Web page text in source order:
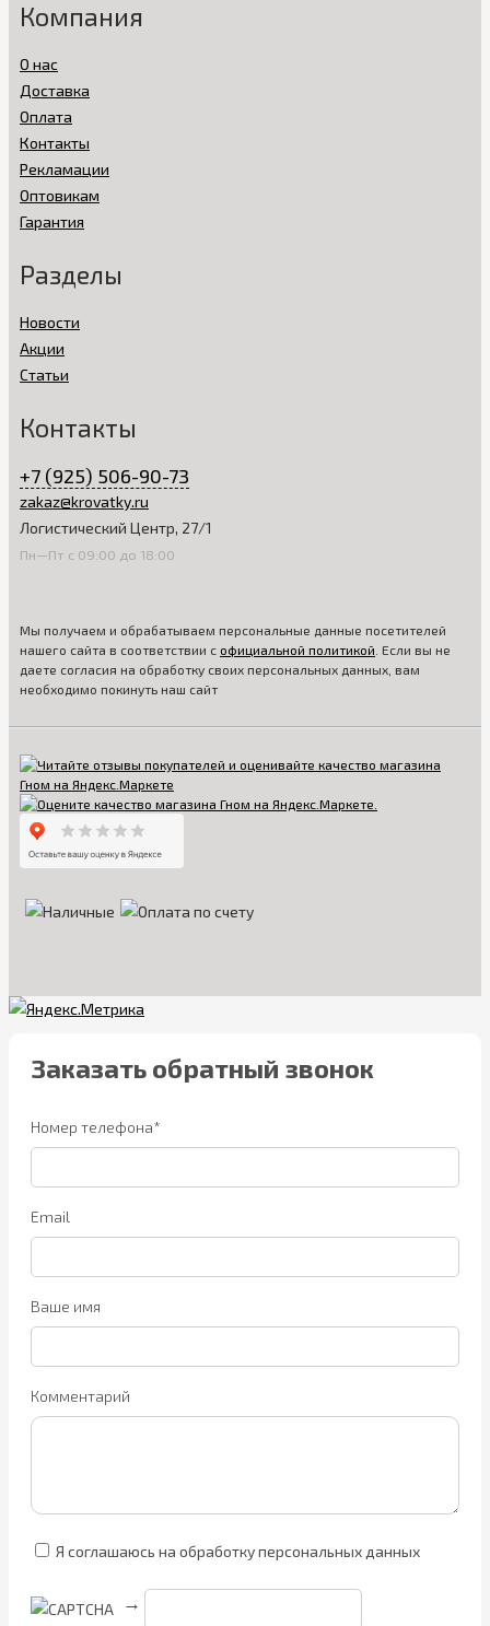
Компания
О нас
Доставка
Оплата
Контакты
Рекламации
Оптовикам
Гарантия
Разделы
Новости
Акции
Статьи
Контакты
+7 (925) 506-90-73
zakaz@krovatky.ru
Логистический Центр, 27/1
Пн—Пт с 09:00 до 18:00
Мы получаем и обрабатываем персональные данные посетителей
нашего сайта в соответствии с официальной политикой . Если вы не
даете согласия на обработку своих персональных данных, вам
необходимо покинуть наш сайт
Заказать обратный звонок
Номер телефона*
Email
Ваше имя
Комментарий
Я соглашаюсь на обработку персональных данных
→